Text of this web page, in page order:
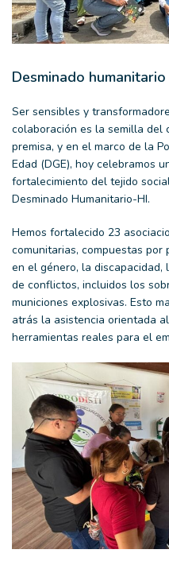
Desminado humanitario
Ser sensibles y
colaboración es la semilla del
premisa, y en el marco de la
Edad (DGE), hoy celebramos
fortalecimiento del tejido
Desminado Humanitario-HI.
Hemos fortalecido 23
comunitarias, compuestas
en el género, la
de conflictos, incluidos los
municiones explosivas. Esto
atrás la asistencia orientada
herramientas reales para el